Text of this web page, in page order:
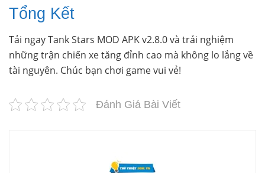
Tổng Kết
Tải ngay Tank Stars MOD APK v2.8.0 và trải nghiệm
những trận chiến xe tăng đỉnh cao mà không lo lắng về
tài nguyên. Chúc bạn chơi game vui vẻ!
Đánh Giá Bài Viết